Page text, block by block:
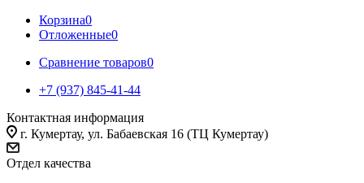
Корзина0
Отложенные0
Сравнение товаров0
+7 (937) 845-41-44
Контактная информация
г. Кумертау, ул. Бабаевская 16 (ТЦ Кумертау)
Отдел качества